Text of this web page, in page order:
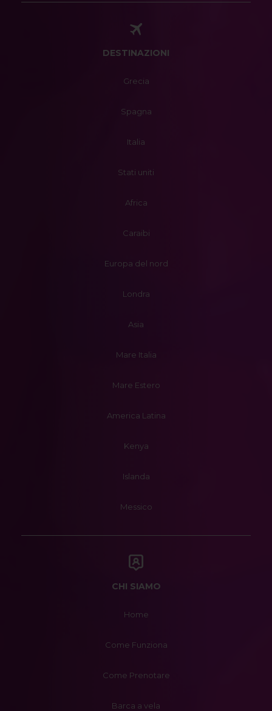
DESTINAZIONI
Grecia
Spagna
Italia
Stati uniti
Africa
Caraibi
Europa del nord
Londra
Asia
Mare Italia
Mare Estero
America Latina
Kenya
Islanda
Messico
CHI SIAMO
Home
Come Funziona
Come Prenotare
Barca a vela